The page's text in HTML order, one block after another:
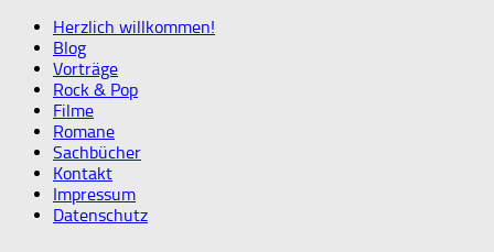
Herzlich willkommen!
Blog
Vorträge
Rock & Pop
Filme
Romane
Sachbücher
Kontakt
Impressum
Datenschutz